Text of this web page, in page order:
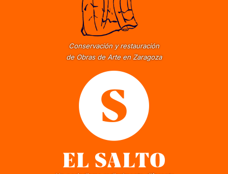
Conservación y restauración
de Obras de Arte en Zaragoza